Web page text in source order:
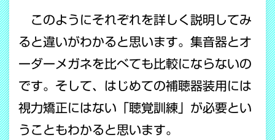
このようにそれぞれを詳しく説明してみ
ると違いがわかると思います。集音器とオ
ーダーメガネを比べても比較にならないの
です。そして、はじめての補聴器装用には
視力矯正にはない「聴覚訓練」が必要とい
うこともわかると思います。